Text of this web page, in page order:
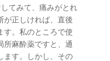
てみて、痛みがとれ
が正しければ、直後
す。私のところで使
所麻酔薬ですと、通
ます。しかし、その